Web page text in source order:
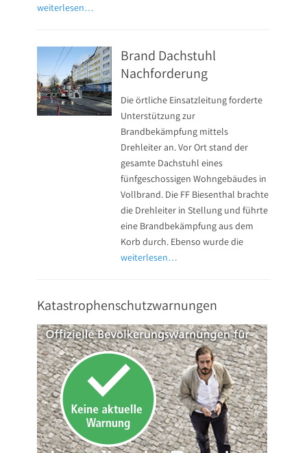
weiterlesen…
Brand Dachstuhl
Nachforderung
Die örtliche Einsatzleitung forderte
Unterstützung zur
Brandbekämpfung mittels
Drehleiter an. Vor Ort stand der
gesamte Dachstuhl eines
fünfgeschossigen Wohngebäudes in
Vollbrand. Die FF Biesenthal brachte
die Drehleiter in Stellung und führte
eine Brandbekämpfung aus dem
Korb durch. Ebenso wurde die
weiterlesen…
Katastrophenschutzwarnungen